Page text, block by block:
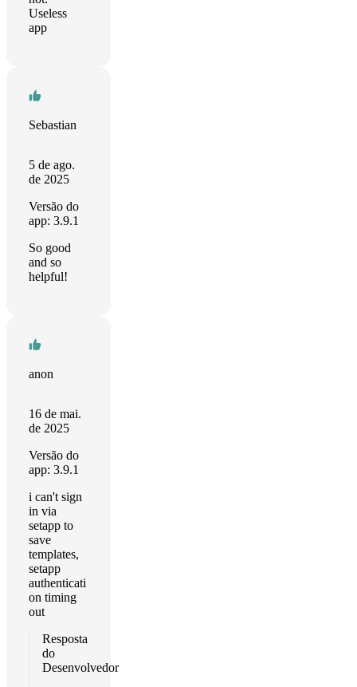
Useless
app
Sebastian
5 de ago.
de 2025
Versão do
app: 3.9.1
So good
and so
helpful!
anon
16 de mai.
de 2025
Versão do
app: 3.9.1
i can't sign
in via
setapp to
save
templates,
setapp
authenticati
on timing
out
Resposta
do
Desenvolvedor